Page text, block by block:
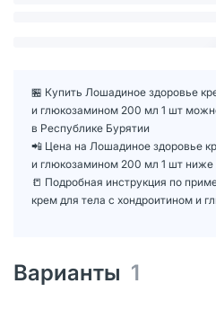
🏪 Купить Лошадиное здоровье
и глюкозамином 200 мл 1 шт
в Республике Бурятии
📲 Цена на Лошадиное здоровье
и глюкозамином 200 мл 1 шт
📒 Подробная инструкция по
крем для тела с хондроитином и
Варианты 1